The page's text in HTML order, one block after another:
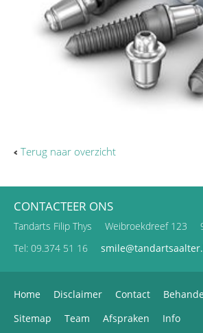
Terug naar overzicht
CONTACTEER ONS
Tandarts Filip Thys Weibroekdreef 123
Tel: 09.374 51 16
Home Disclaimer Contact
Sitemap
Team Afspraken Info